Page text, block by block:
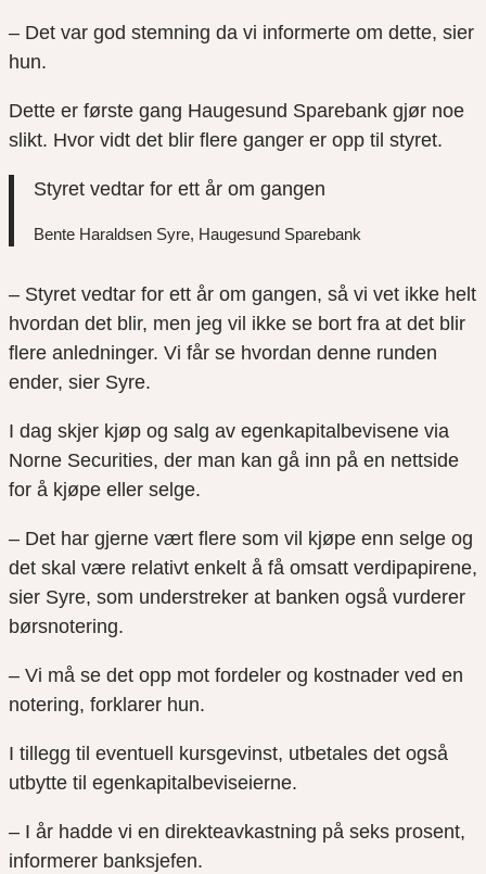
– Det var god stemning da vi informerte om dette, sier
hun.
Dette er første gang Haugesund Sparebank gjør noe
slikt. Hvor vidt det blir flere ganger er opp til styret.
Styret vedtar for ett år om gangen
Bente Haraldsen Syre, Haugesund Sparebank
– Styret vedtar for ett år om gangen, så vi vet ikke helt
hvordan det blir, men jeg vil ikke se bort fra at det blir
flere anledninger. Vi får se hvordan denne runden
ender, sier Syre.
I dag skjer kjøp og salg av egenkapitalbevisene via
Norne Securities, der man kan gå inn på en nettside
for å kjøpe eller selge.
– Det har gjerne vært flere som vil kjøpe enn selge og
det skal være relativt enkelt å få omsatt verdipapirene,
sier Syre, som understreker at banken også vurderer
børsnotering.
– Vi må se det opp mot fordeler og kostnader ved en
notering, forklarer hun.
I tillegg til eventuell kursgevinst, utbetales det også
utbytte til egenkapitalbeviseierne.
– I år hadde vi en direkteavkastning på seks prosent,
informerer banksjefen.